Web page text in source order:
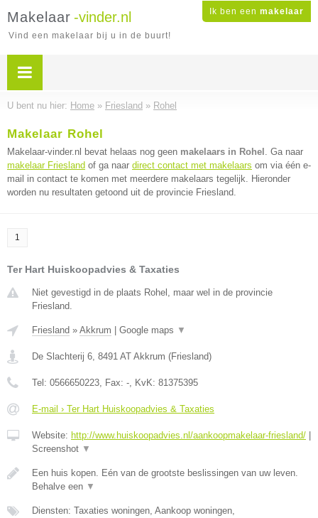
Ik ben een makelaar
Makelaar -vinder.nl
Vind een makelaar bij u in de buurt!
U bent nu hier: Home » Friesland » Rohel
Makelaar Rohel
Makelaar-vinder.nl bevat helaas nog geen makelaars in Rohel . Ga naar
makelaar Friesland of ga naar direct contact met makelaars om via één e-
mail in contact te komen met meerdere makelaars tegelijk. Hieronder
worden nu resultaten getoond uit de provincie Friesland.
1
Ter Hart Huiskoopadvies & Taxaties
Niet gevestigd in de plaats Rohel, maar wel in de provincie
Friesland.
Friesland » Akkrum Google maps ▼
De Slachterij 6, 8491 AT Akkrum (Friesland)
Tel: 0566650223, Fax: -, KvK: 81375395
E-mail › Ter Hart Huiskoopadvies & Taxaties
Website: http://www.huiskoopadvies.nl/aankoopmakelaar-friesland/
Screenshot ▼
Een huis kopen. Eén van de grootste beslissingen van uw leven.
Behalve een ▼
Diensten: Taxaties woningen, Aankoop woningen,